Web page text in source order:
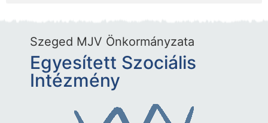
Szeged MJV Önkormányzata
Egyesített Szociális
Intézmény